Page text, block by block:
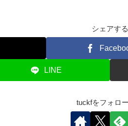
シェアする
LINE
tuckfをフォロ